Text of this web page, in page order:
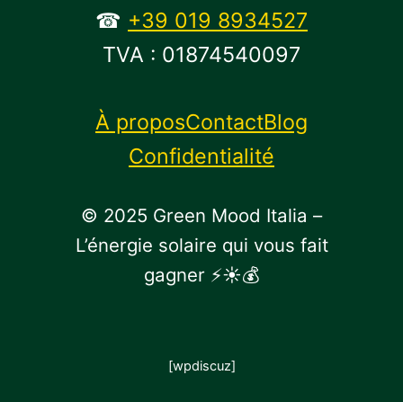
☎ +39 019 8934527
TVA : 01874540097
À proposContactBlog
Confidentialité
© 2025 Green Mood Italia –
L’énergie solaire qui vous fait
gagner ⚡☀💰
[wpdiscuz]